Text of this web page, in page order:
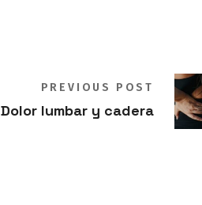
PREVIOUS POST
Dolor lumbar y cadera